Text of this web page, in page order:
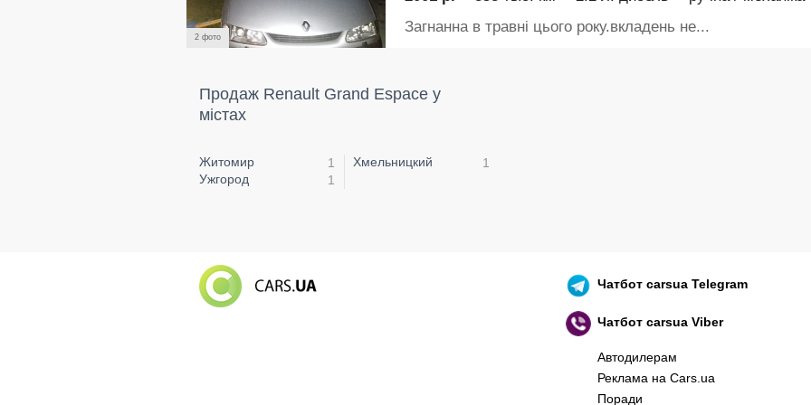
2 фото
Загнанна в травні цього року.вкладень не...
Продаж Renault Grand Espace у
містах
Житомир
1
Ужгород
1
Хмельницкий 1
Чатботcarsua Telegram
Чатботcarsua Viber
Автодилерам
Реклама на Cars.ua
Поради